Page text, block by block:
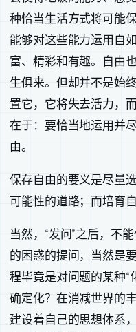
种恰当生活方式将可能
能够对这些能力运用自
富、精彩和有趣。自由
生俱来。但却并不是始
置它，它将失去活力，
在于：要恰当地运用并
由。
保存自由的要义是尽量
可能性的道路；而培育
当然，“发问”之后，不
的困惑的提问，当然是
程毕竟是对问题的某种“
确定化？在消减世界的
建设着自己的思想体系